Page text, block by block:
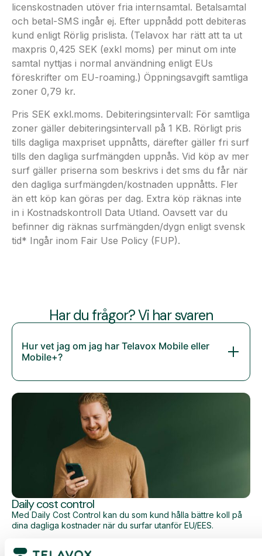
licenskostnaden utöver fria internsamtal. Betalsamtal
och betal-SMS ingår ej. Efter uppnådd pott debiteras
kund enligt Rörlig prislista. (Telavox har rätt att ta ut
maxpris 0,425 SEK (exkl moms) per minut om inte
samtal nyttjas i normal användning enligt EUs
föreskrifter om EU-roaming.) Öppningsavgift samtliga
zoner 0,79 kr.
Pris SEK exkl.moms. Debiteringsintervall: För samtliga
zoner gäller debiteringsintervall på 1 KB. Rörligt pris
tills dagliga maxpriset uppnåtts, därefter gäller fri surf
tills den dagliga surfmängden uppnås. Vid köp av mer
surf gäller priserna som beskrivs i det sms du får när
den dagliga surfmängden/kostnaden uppnåtts. Fler
än ett köp kan göras per dag. Extra köp räknas inte
in i Kostnadskontroll Data Utland. Oavsett var du
befinner dig räknas surfmängden/dygn enligt svensk
tid* Ingår inom Fair Use Policy (FUP).
Har du frågor? Vi har svaren
Hur vet jag om jag har Telavox Mobile eller
Mobile+?
Daily cost control
Med Daily Cost Control kan du som kund hålla bättre koll på
dina dagliga kostnader när du surfar utanför EU/EES.